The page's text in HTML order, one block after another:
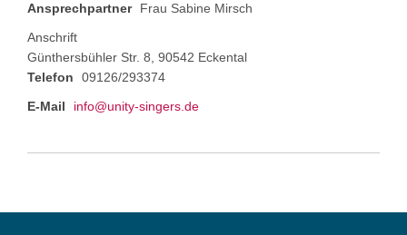
Ansprechpartner
Frau Sabine Mirsch
Anschrift
Günthersbühler Str. 8, 90542 Eckental
Telefon
09126/293374
E-Mail
info@unity-singers.de